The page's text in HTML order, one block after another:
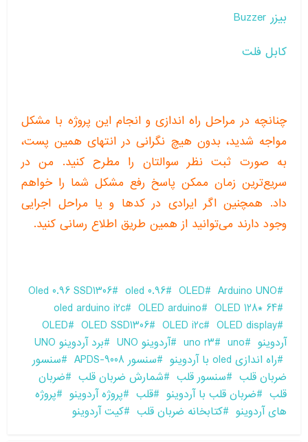
بیزر Buzzer
کابل فلت
چنانچه در مراحل راه اندازی و انجام این پروژه با مشکل
مواجه شدید، بدون هیچ نگرانی در انتهای همین پست،
به صورت ثبت نظر سوالتان را مطرح کنید. من در
سریع‌ترین زمان ممکن پاسخ رفع مشکل شما را خواهم
داد. همچنین اگر ایرادی در کدها و یا مراحل اجرایی
وجود دارند می‌توانید از همین طریق اطلاع رسانی کنید.
Arduino UNO
OLED
oled 0.96
Oled 0.96 SSD1306
OLED 128* 64
OLED arduino
oled arduino i2c
OLED display
OLED i2c
OLED SSD1306
OLED
آردوینو
uno
uno r3 آردوینو UNO
برد آردوینو UNO
راه اندازی oled با آردوینو
سنسور APDS-9008
سنسور
ضربان قلب
سنسور قلب شمارش ضربان قلب
ضربان
قلب
ضربان قلب با آردوینو قلب پروژه آردوینو
پروژه
های آردوینو
کتابخانه ضربان قلب کیت آردوینو